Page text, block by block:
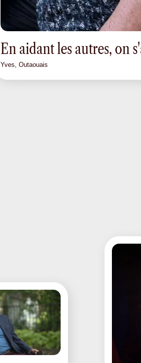
En aidant les autres, on
Yves, Outaouais